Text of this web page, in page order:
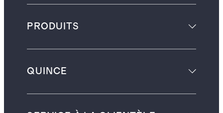
PRODUITS
QUINCE